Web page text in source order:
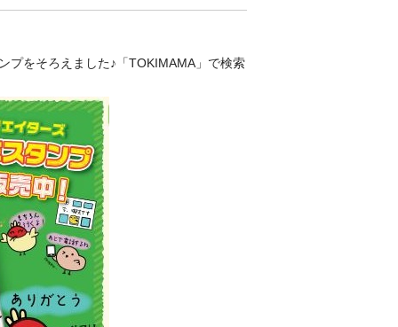
プをそろえました♪「TOKIMAMA」で検索